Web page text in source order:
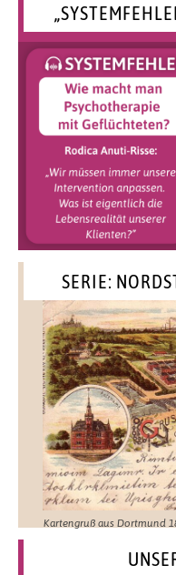
SERIE:
Kartengruß aus Dortmund